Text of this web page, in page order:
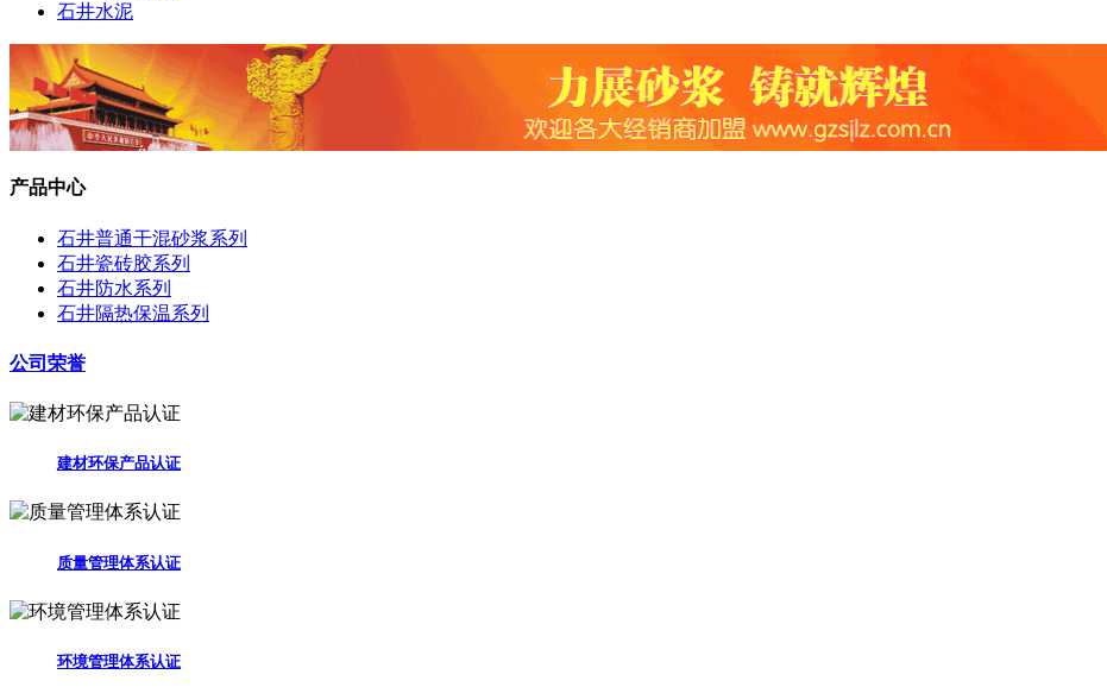
石井水泥
产品中心
石井普通干混砂浆系列
石井瓷砖胶系列
石井防水系列
石井隔热保温系列
公司荣誉
建材环保产品认证
质量管理体系认证
环境管理体系认证